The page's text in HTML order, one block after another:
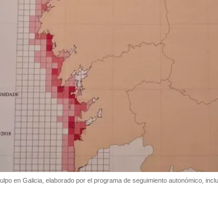
en Galicia, elaborado por el programa de seguimiento autonómico,